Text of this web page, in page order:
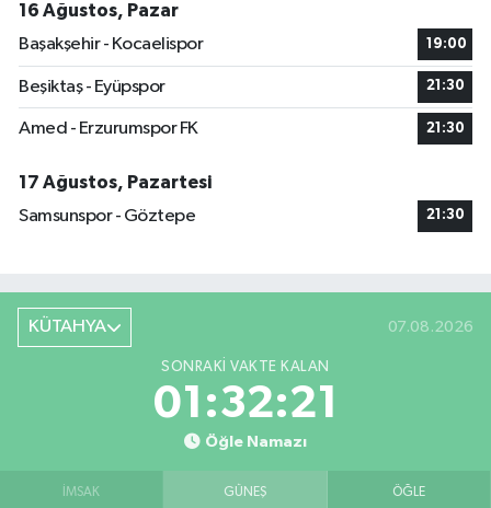
16 Ağustos, Pazar
Başakşehir - Kocaelispor
19:00
Beşiktaş - Eyüpspor 21:30
Amed - Erzurumspor FK 21:30
17 Ağustos, Pazartesi
Samsunspor - Göztepe
21:30
KÜTAHYA 07.08.2026
SONRAKI VAKTE KALAN
01:32:20
Öğle Namazı
İMSAK GÜNEŞ ÖĞLE